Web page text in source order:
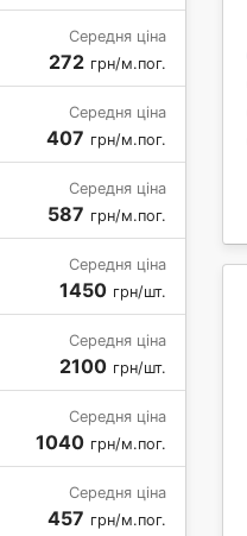
Середня ціна
272 грн/м.пог.
Середня ціна
407 грн/м.пог.
Середня ціна
587 грн/м.пог.
Середня ціна
1450 грн/шт.
Середня ціна
2100 грн/шт.
Середня ціна
1040 грн/м.пог.
Середня ціна
457 грн/м.пог.